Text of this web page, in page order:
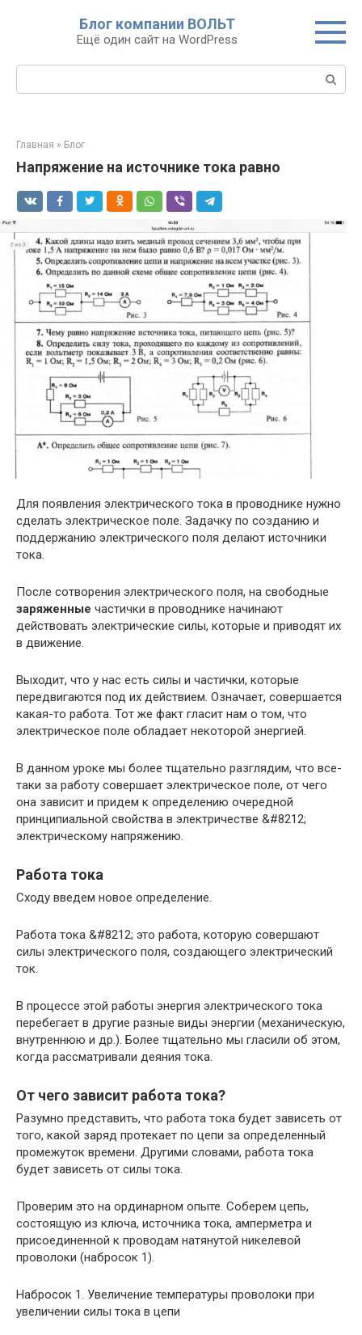
Блог компании ВОЛЬТ
Ещё один сайт на WordPress
Поиск:
Главная » Блог
Напряжение на источнике тока равно
Для появления электрического тока в проводнике нужно
сделать электрическое поле. Задачку по созданию и
поддержанию электрического поля делают источники
тока.
После сотворения электрического поля, на свободные
заряженные частички в проводнике начинают
действовать электрические силы, которые и приводят их
в движение.
Выходит, что у нас есть силы и частички, которые
передвигаются под их действием. Означает, совершается
какая-то работа. Тот же факт гласит нам о том, что
электрическое поле обладает некоторой энергией.
В данном уроке мы более тщательно разглядим, что все-
таки за работу совершает электрическое поле, от чего
она зависит и придем к определению очередной
принципиальной свойства в электричестве &#8212;
электрическому напряжению.
Работа тока
Сходу введем новое определение.
Работа тока &#8212; это работа, которую совершают
силы электрического поля, создающего электрический
ток.
В процессе этой работы энергия электрического тока
перебегает в другие разные виды энергии (механическую,
внутреннюю и др.). Более тщательно мы гласили об этом,
когда рассматривали деяния тока.
От чего зависит работа тока?
Разумно представить, что работа тока будет зависеть от
того, какой заряд протекает по цепи за определенный
промежуток времени. Другими словами, работа тока
будет зависеть от силы тока.
Проверим это на ординарном опыте. Соберем цепь,
состоящую из ключа, источника тока, амперметра и
присоединенной к проводам натянутой никелевой
проволоки (набросок 1).
Набросок 1. Увеличение температуры проволоки при
увеличении силы тока в цепи